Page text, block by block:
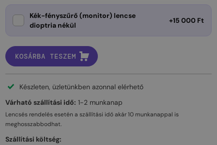
Kék-fényszűrő (monitor) lencse
dioptria nékül
+15 000 Ft
KOSÁRBA TESZEM
Készleten, üzletünkben azonnal elérhető
Várható szállítási idő: 1-2 munkanap
Lencsés rendelés esetén a szállítási idő akár10 munkanappal is
meghosszabbodhat.
Szállítási költség: